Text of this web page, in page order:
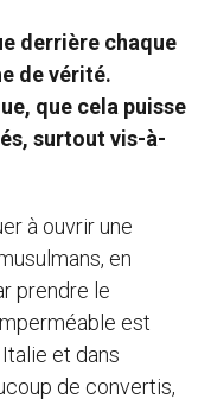
derrière chaque
de vérité.
que cela puisse
surtout vis-à-
à ouvrir une
en
prendre le
est
et dans
de convertis,